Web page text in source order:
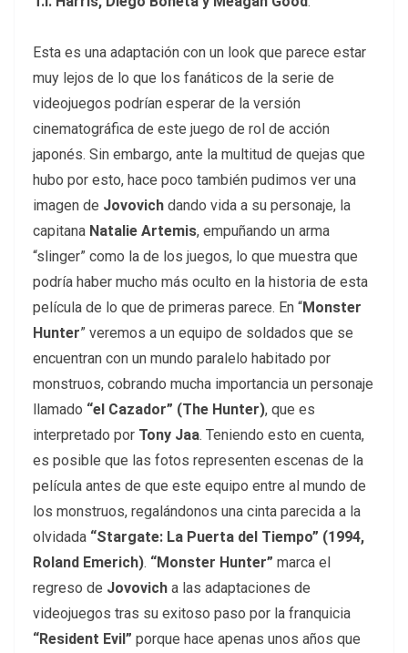
Esta es una adaptación con un look que parece estar
muy lejos de lo que los fanáticos de la serie de
videojuegos podrían esperar de la versión
cinematográfica de este juego de rol de acción
japonés. Sin embargo, ante la multitud de quejas que
hubo por esto, hace poco también pudimos ver una
imagen de Jovovich dando vida a su personaje, la
capitana Natalie Artemis, empuñando un arma
“slinger” como la de los juegos, lo que muestra que
podría haber mucho más oculto en la historia de esta
película de lo que de primeras parece. En “Monster
Hunter” veremos a un equipo de soldados que se
encuentran con un mundo paralelo habitado por
monstruos, cobrando mucha importancia un personaje
llamado “el Cazador” (The Hunter), que es
interpretado por Tony Jaa. Teniendo esto en cuenta,
es posible que las fotos representen escenas de la
película antes de que este equipo entre al mundo de
los monstruos, regalándonos una cinta parecida a la
olvidada “Stargate: La Puerta del Tiempo” (1994,
Roland Emerich). “Monster Hunter” marca el
regreso de Jovovich a las adaptaciones de
videojuegos tras su exitoso paso por la franquicia
“Resident Evil” porque hace apenas unos años que